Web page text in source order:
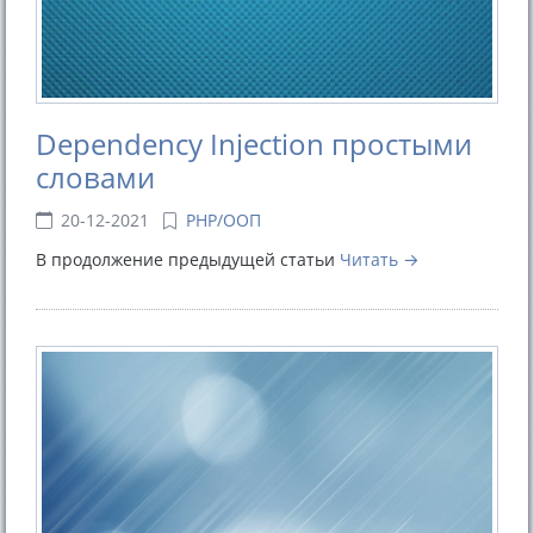
Dependency Injection простыми
словами
20-12-2021
PHP/ООП
В продолжение предыдущей статьи Читать